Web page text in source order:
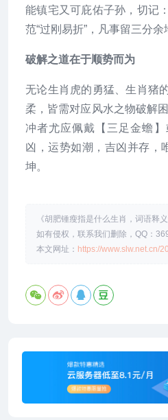
能镇宅又可庇佑子孙，切记
范“过刚易折”，凡事留三分余
破解之道在于顺势而为
无论生肖虎的勇猛、生肖猪
柔，皆需对应风水之物破解
冲者尤应佩戴【三足金蟾
凶，运势如潮，吉凶并存，
坤。
《胡肥锺瘦指是什么生肖，词语释
如有侵权，联系我们删除，QQ：
本文网址： https://www.slw.net.cn/